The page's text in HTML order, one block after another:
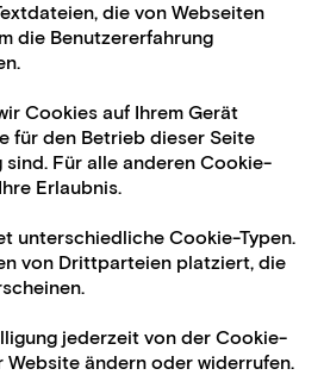
die von Webseiten
die Benutzererfahrung
Cookies auf Ihrem Gerät
für den Betrieb dieser Seite
Für alle anderen Cookie-
Erlaubnis.
unterschiedliche Cookie-Typen.
von Drittparteien platziert, die
jederzeit von der Cookie-
Website ändern oder widerrufen.